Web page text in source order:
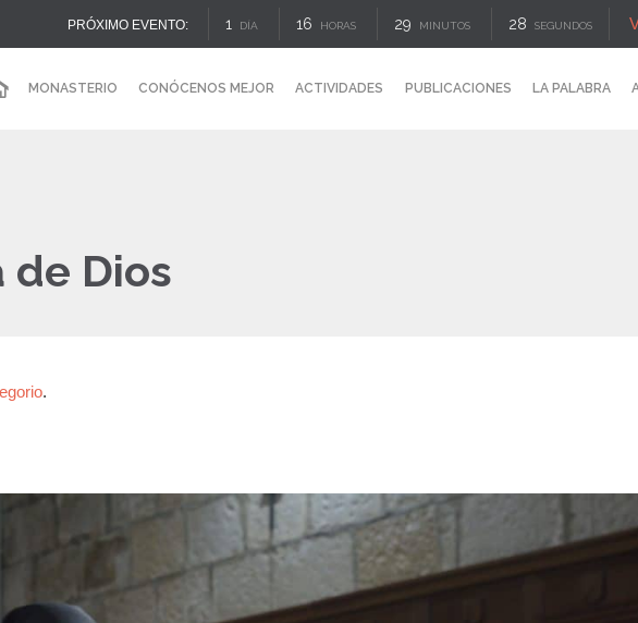
PRÓXIMO EVENTO: 1 DÍA 16 HORAS 29 MINUTOS 28 SEGUNDOS
MONASTERIO CONÓCENOS MEJOR ACTIVIDADES PUBLICACIONES LA PALABRA
de Dios
.